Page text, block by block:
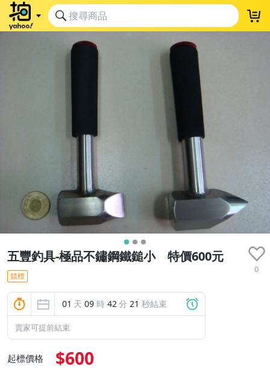
五豐釣具-極品不鏽鋼鐵鎚小 特價600元
0
競標
01 天 09 時 42分 20 秒結束
賣家可提前結束
起標價格 $600